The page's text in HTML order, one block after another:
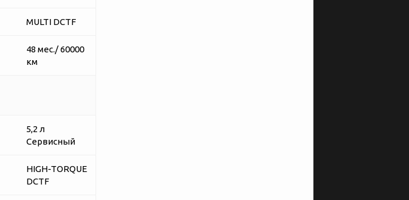
MULTI DCTF
48 мес./ 60000
км
5,2 л
Сервисный
HIGH-TORQUE
DCTF